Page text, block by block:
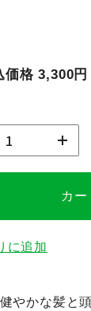
価格3,300円
カー
に追加
やかな髪と